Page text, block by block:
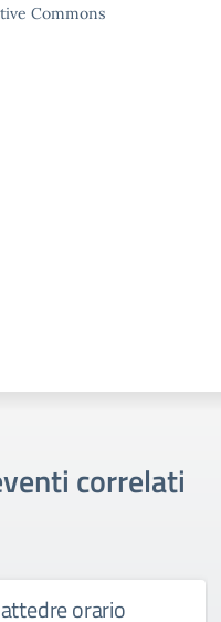
Commons
correlati
orario